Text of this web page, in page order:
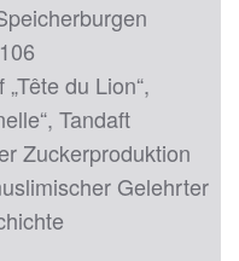
du Lion“,
Tandaft
Zuckerproduktion
Gelehrter